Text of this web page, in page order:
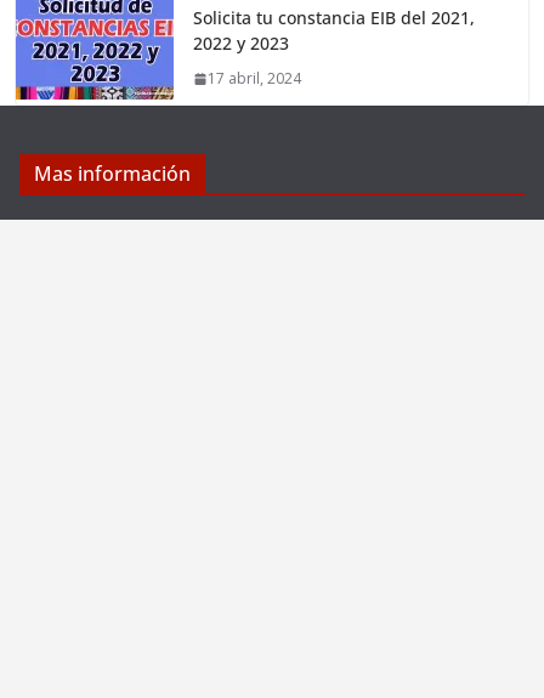
Solicita tu constancia EIB del 2021,
2022 y 2023
17 abril, 2024
Mas información